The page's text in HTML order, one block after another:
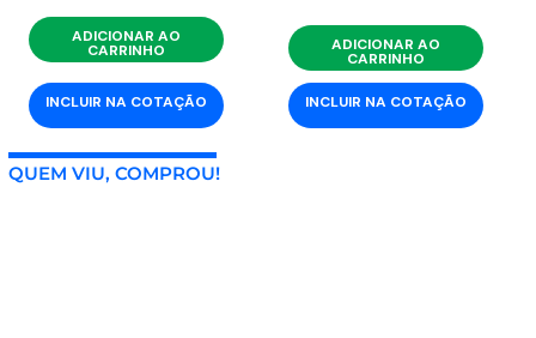
ADICIONAR AO
CARRINHO
INCLUIR NA COTAÇÃO
ADICIONAR AO
CARRINHO
INCLUIR NA COTAÇÃO
QUEM VIU, COMPROU!